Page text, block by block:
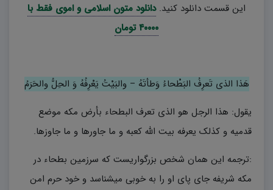
این قسمت دانلود کنید.دانلود متون اسلامی و اموی فقط با
۴۰۰۰۰ تومان
هَذا الذی تَعرِفُ البَطْحاءُ وَطأتَهُ – والبَیْتُ یَعْرِفُهُ وَ الحِلُّ والحَرَمُ
یقول: هذا الرجل هو الذی تعرف البطحاء بأرض مکه موضع
قدمیه و کذلک یعرفه بیت الله کعبه و ما جاورها و ما جاوزها.
:ترجمه این همان شخص بزرگواریست که سرزمین بطحاء در
مکه شریفه جای پای او را به خوبی میشناسد و خود حرم امن